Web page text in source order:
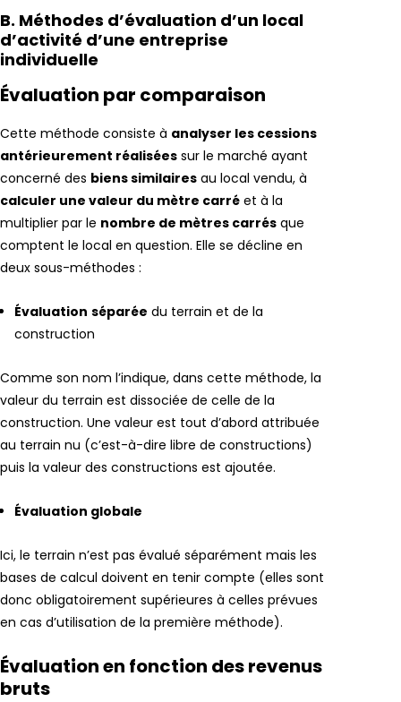
B. Méthodes d’évaluation d’un local
d’activité d’une entreprise
individuelle
Évaluation par comparaison
Cette méthode consiste à analyser les cessions
antérieurement réalisées sur le marché ayant
concerné des biens similaires au local vendu, à
calculer une valeur du mètre carré et à la
multiplier par le nombre de mètres carrés que
comptent le local en question. Elle se décline en
deux sous-méthodes :
Évaluation séparée du terrain et de la
construction
Comme son nom l’indique, dans cette méthode, la
valeur du terrain est dissociée de celle de la
construction. Une valeur est tout d’abord attribuée
au terrain nu (c’est-à-dire libre de constructions)
puis la valeur des constructions est ajoutée.
Évaluation globale
Ici, le terrain n’est pas évalué séparément mais les
bases de calcul doivent en tenir compte (elles sont
donc obligatoirement supérieures à celles prévues
en cas d’utilisation de la première méthode).
Évaluation en fonction des revenus
bruts